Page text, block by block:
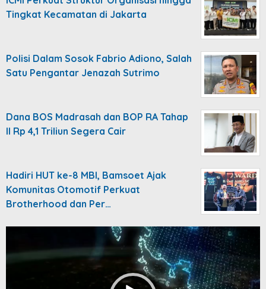
Tingkat Kecamatan di Jakarta
Polisi Dalam Sosok Fabrio Adiono, Salah
Satu Pengantar Jenazah Sutrimo
Dana BOS Madrasah dan BOP RA Tahap
II Rp 4,1 Triliun Segera Cair
Hadiri HUT ke-8 MBI, Bamsoet Ajak
Komunitas Otomotif Perkuat
Brotherhood dan Per…